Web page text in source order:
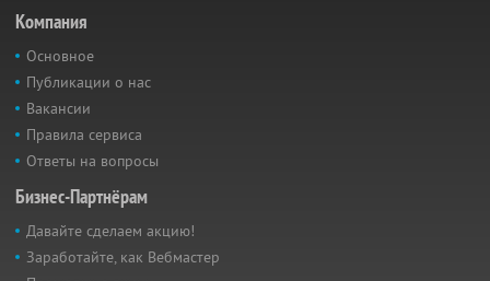
Компания
Основное
Публикации о нас
Вакансии
Правила сервиса
Ответы на вопросы
Бизнес-Партнёрам
Давайте сделаем акцию!
Заработайте, как Вебмастер